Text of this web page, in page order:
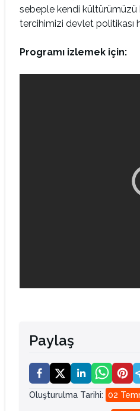
sebeple kendi
tercihimizi devlet politikası
Programı izlemek için:
Paylaş
Oluşturulma Tarihi: 02